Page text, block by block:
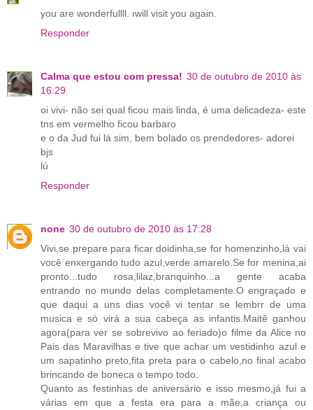
you are wonderfullll. ıwill visit you again.
Responder
Calma que estou com pressa! 30 de outubro de 2010 às
16:29
oi vivi- não sei qual ficou mais linda, é uma delicadeza- este
tns em vermelho ficou barbaro
e o da Jud fui lá sim, bem bolado os prendedores- adorei
bjs
lú
Responder
none 30 de outubro de 2010 às 17:28
Vivi,se prepare para ficar doidinha,se for homenzinho,lá vai
você enxergando tudo azul,verde amarelo.Se for menina,ai
pronto...tudo rosa,lilaz,branquinho...a gente acaba
entrando no mundo delas completamente.O engraçado e
que daqui a uns dias você vi tentar se lembrr de uma
musica e só virá a sua cabeça as infantis.Maitê ganhou
agora(para ver se sobrevivo ao feriado)o filme da Alice no
Pais das Maravilhas e tive que achar um vestidinho azul e
um sapatinho preto,fita preta para o cabelo,no final acabo
brincando de boneca o tempo todo.
Quanto as festinhas de aniversário e isso mesmo,já fui a
várias em que a festa era para a mãe,a criança ou